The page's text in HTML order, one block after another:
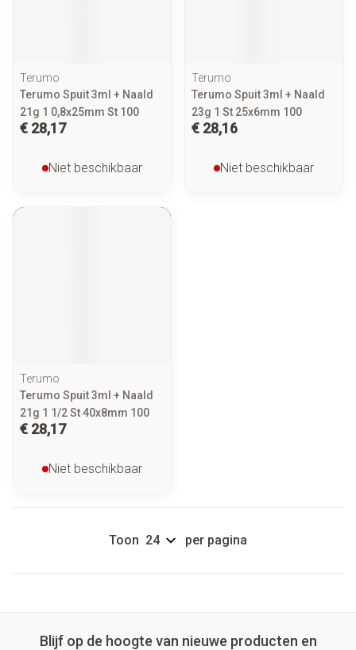
Terumo
Terumo Spuit 3ml + Naald
21g 1 0,8x25mm St 100
€ 28,17
Niet beschikbaar
Terumo
Terumo Spuit 3ml + Naald
23g 1 St 25x6mm 100
€ 28,16
Niet beschikbaar
Terumo
Terumo Spuit 3ml + Naald
21g 1 1/2 St 40x8mm 100
€ 28,17
Niet beschikbaar
Toon per pagina
Blijf op de hoogte van nieuwe producten en